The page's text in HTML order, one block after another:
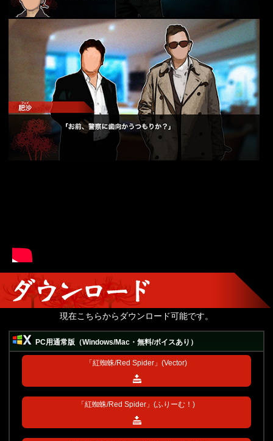
現在こちらからダウンロード可能です。
PC用通常版（Windows/Mac・無料/ボイスあり）
「紅蜘蛛/Red Spider」(Vector)
「紅蜘蛛/Red Spider」(ふりーむ！)